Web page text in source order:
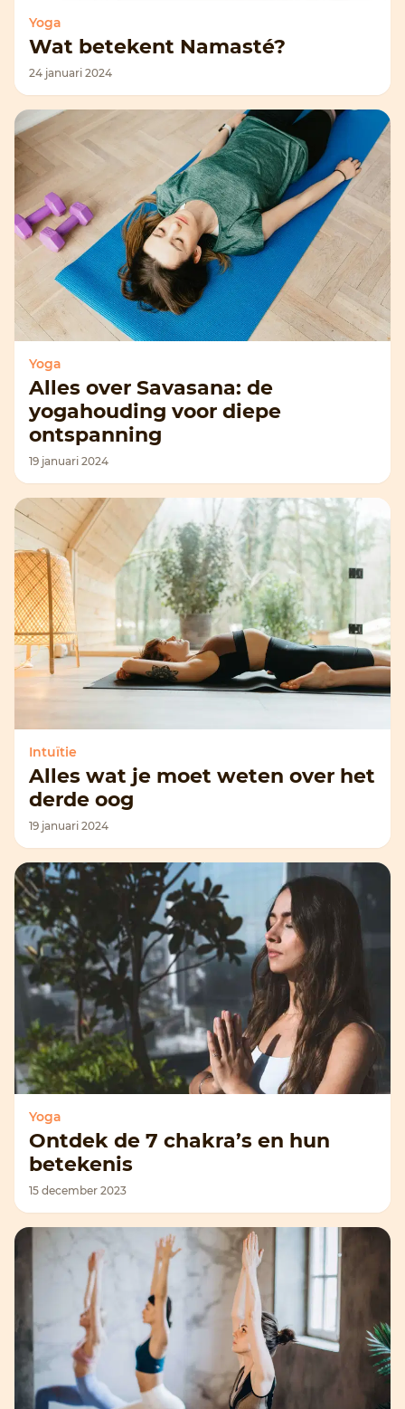
Yoga
Wat betekent Namasté?
24 januari 2024
Yoga
Alles over Savasana: de
yogahouding voor diepe
ontspanning
19 januari 2024
Intuïtie
Alles wat je moet weten over het
derde oog
19 januari 2024
Yoga
Ontdek de 7 chakra’s en hun
betekenis
15 december 2023